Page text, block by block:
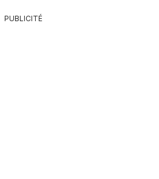
PUBLICITÉ